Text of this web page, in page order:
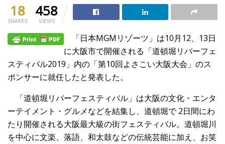
18
SHARES
458
VIEWS
「日本MGMリゾーツ」は10月12、13日
に大阪市で開催される「道頓堀リバーフェ
スティバル2019」 内の「第10回よさこい大阪大会」のス
ポンサーに就任したと発表した。
「道頓堀リバーフェスティバル」は大阪の文化・エンタ
ーテイメン ト・グルメなどを結集し、道頓堀で 2日間にわ
たり開催される大阪最大級の街フェスティバル。道頓堀川
を中心に文楽、落語、和太鼓などの伝統芸能に加え、お笑